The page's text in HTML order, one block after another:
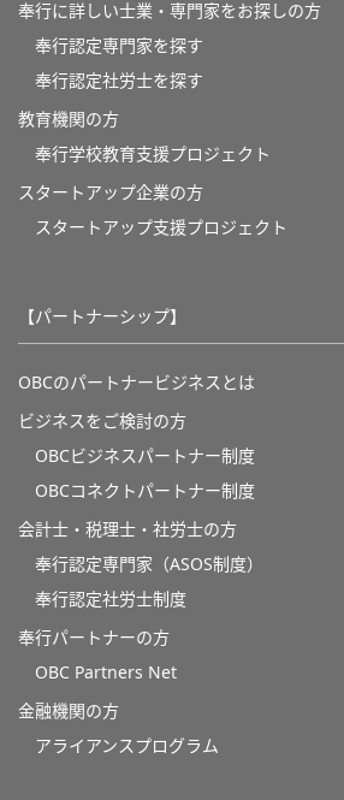
奉行に詳しい士業・専門家をお探しの方
奉行認定専門家を探す
奉行認定社労士を探す
教育機関の方
奉⾏学校教育⽀援プロジェクト
スタートアップ企業の方
スタートアップ支援プロジェクト
【パートナーシップ】
OBCのパートナービジネスとは
ビジネスをご検討の方
OBCビジネスパートナー制度
OBCコネクトパートナー制度
会計士・税理士・社労士の方
奉行認定専門家（ASOS制度）
奉行認定社労士制度
奉行パートナーの方
OBC Partners Net
金融機関の方
アライアンスプログラム